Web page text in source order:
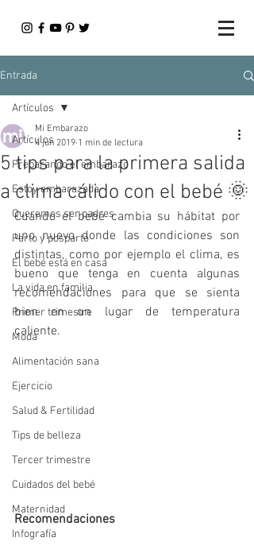
Entrada
Artículos
Preparando el embarazo
Estoy embarazada
Queremos ser padres
Parto y posparto
El bebé está en casa
La vida en familia
Primer trimestre
Moda
Alimentación sana
Ejercicio
Salud & Fertilidad
Tips de belleza
Tercer trimestre
Cuidados del bebé
Maternidad
Infografía
Artículos
5 tips para la primera salida
a clima cálido con el bebé 🌞
Mi Embarazo
4 jun 2019 1 min de lectura
Cuando el bebé cambia su hábitat por
uno nuevo donde las condiciones son
distintas, como por ejemplo el clima, es
bueno que tenga en cuenta algunas
recomendaciones para que se sienta
bien en un lugar de temperatura
caliente.
Recomendaciones